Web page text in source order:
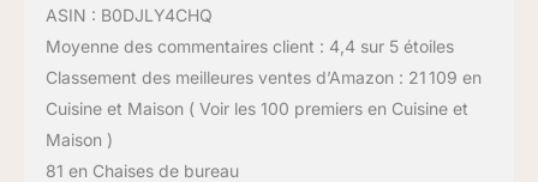
ASIN : B0DJLY4CHQ
Moyenne des commentaires client : 4,4 sur 5 étoiles
Classement des meilleures ventes d’Amazon : 21 109 en
Cuisine et Maison ( Voir les 100 premiers en Cuisine et
Maison )
81 en Chaises de bureau